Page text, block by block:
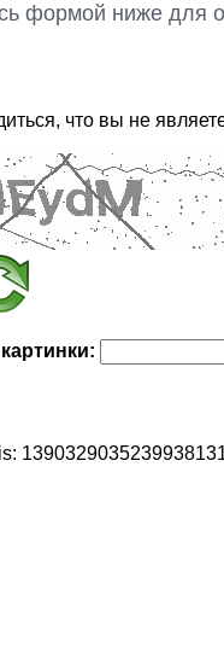
формой ниже для
что вы не